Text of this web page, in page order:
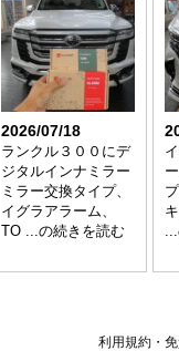
2026/07/18
ランクル３００にデ
ジタルインナミラー
ミラー交換タイプ、
イグラアラーム、
TO ...の続きを読む
利用規約・